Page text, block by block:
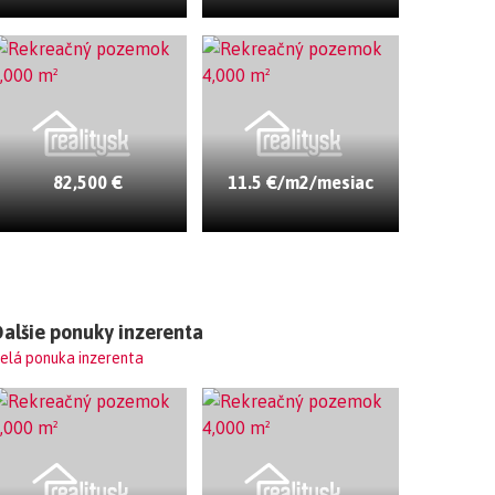
82,500 € 11.5 €/m2/mesiac
ponuky inzerenta
ponuka inzerenta